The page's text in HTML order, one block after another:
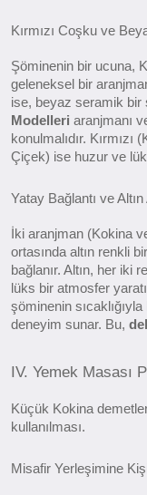
Kırmızı Coşku ve
Şöminenin bir ucuna,
geleneksel bir
ise, beyaz seramik bir
Modelleri aranjmanı
konulmalıdır.
Çiçek) ise huzur ve
Yatay Bağlantı ve
İki aranjman (Kokina
ortasında altın renkli
bağlanır. Altın, her iki
lüks bir atmosfer
şöminenin
deneyim sunar. Bu,
IV. Yemek Masası
Küçük Kokina
kullanılması.
Misafir Yerleşimine